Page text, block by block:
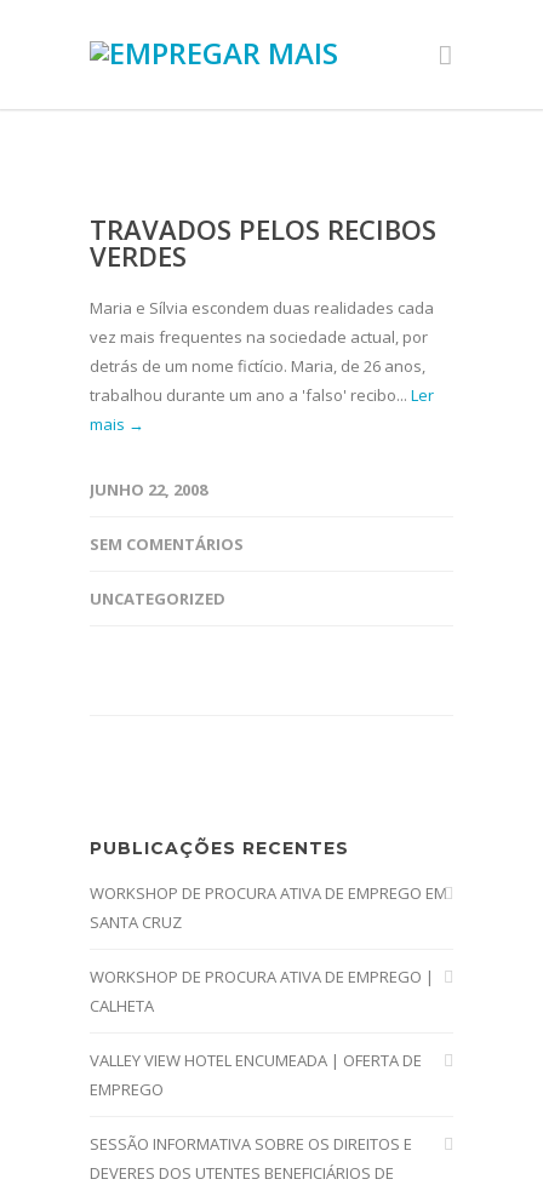
TRAVADOS PELOS RECIBOS
VERDES
Maria e Sílvia escondem duas realidades cada
vez mais frequentes na sociedade actual, por
detrás de um nome fictício. Maria, de 26 anos,
trabalhou durante um ano a 'falso' recibo... Ler
mais →
JUNHO 22, 2008
SEM COMENTÁRIOS
UNCATEGORIZED
PUBLICAÇÕES RECENTES
WORKSHOP DE PROCURA ATIVA DE EMPREGO EM
SANTA CRUZ
WORKSHOP DE PROCURA ATIVA DE EMPREGO |
CALHETA
VALLEY VIEW HOTEL ENCUMEADA | OFERTA DE
EMPREGO
SESSÃO INFORMATIVA SOBRE OS DIREITOS E
DEVERES DOS UTENTES BENEFICIÁRIOS DE